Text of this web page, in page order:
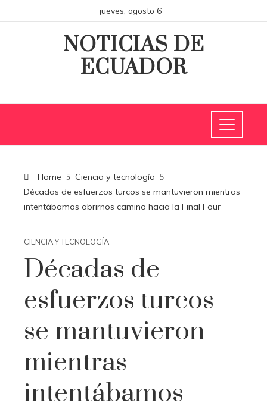
jueves, agosto 6
NOTICIAS DE
ECUADOR
Home
Ciencia y tecnología
Décadas de esfuerzos turcos se mantuvieron mientras
intentábamos abrirnos camino hacia la Final Four
CIENCIA Y TECNOLOGÍA
Décadas de
esfuerzos turcos
se mantuvieron
mientras
intentábamos